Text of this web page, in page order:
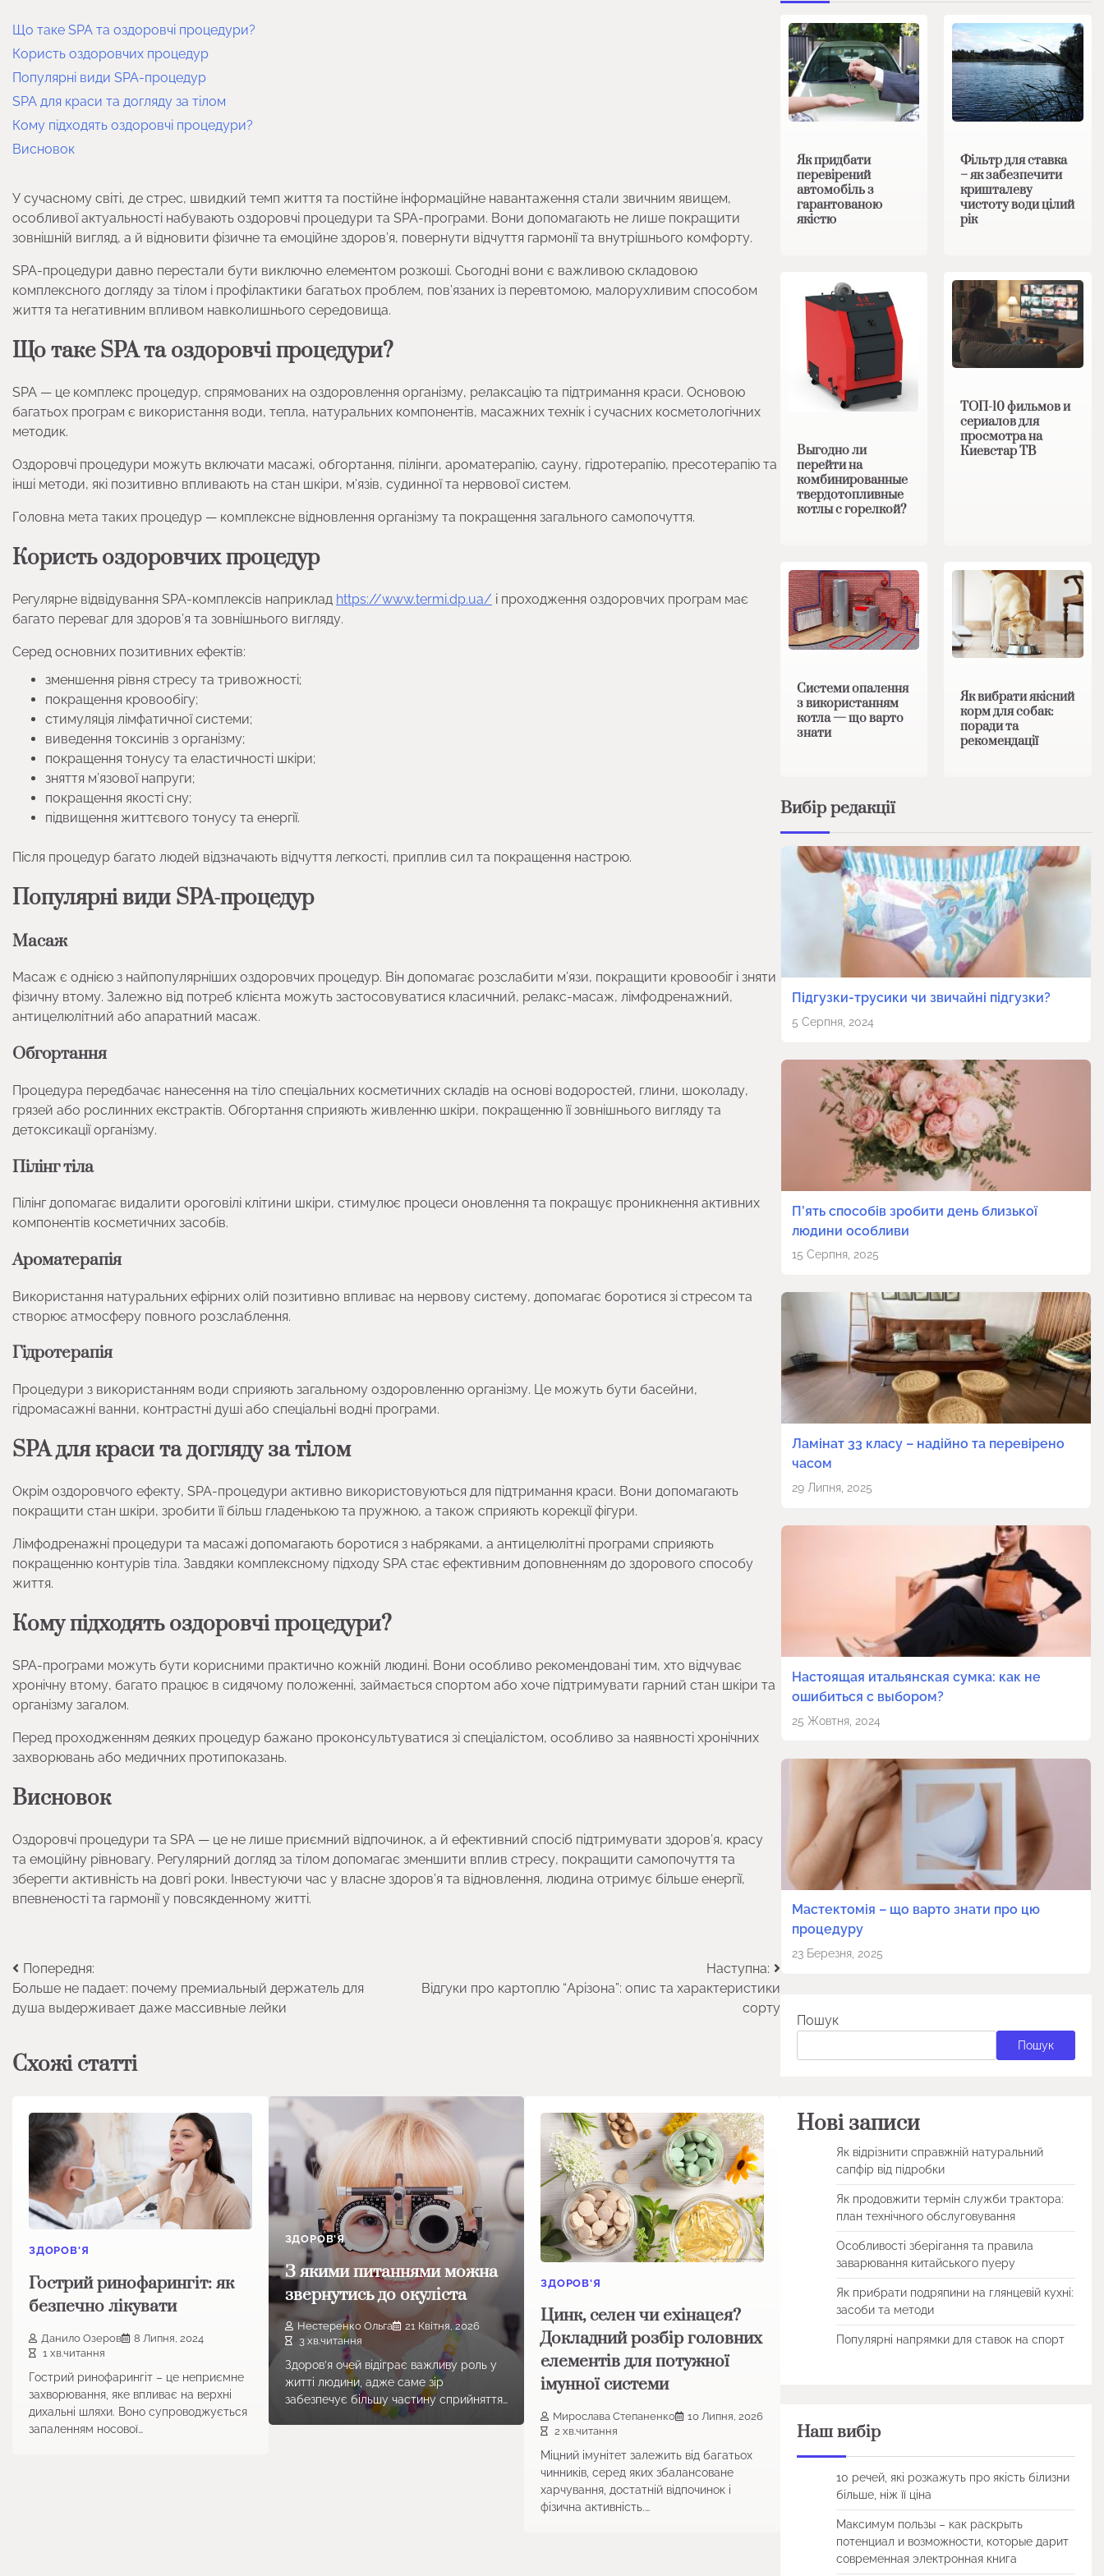
Що таке SPA та оздоровчі процедури?
Користь оздоровчих процедур
Популярні види SPA-процедур
SPA для краси та догляду за тілом
Кому підходять оздоровчі процедури?
Висновок
У сучасному світі, де стрес, швидкий темп життя та постійне інформаційне навантаження стали звичним явищем,
особливої актуальності набувають оздоровчі процедури та SPA-програми. Вони допомагають не лише покращити
зовнішній вигляд, а й відновити фізичне та емоційне здоров’я, повернути відчуття гармонії та внутрішнього комфорту.
SPA-процедури давно перестали бути виключно елементом розкоші. Сьогодні вони є важливою складовою
комплексного догляду за тілом і профілактики багатьох проблем, пов’язаних із перевтомою, малорухливим способом
життя та негативним впливом навколишнього середовища.
Що таке SPA та оздоровчі процедури?
SPA — це комплекс процедур, спрямованих на оздоровлення організму, релаксацію та підтримання краси. Основою
багатьох програм є використання води, тепла, натуральних компонентів, масажних технік і сучасних косметологічних
методик.
Оздоровчі процедури можуть включати масажі, обгортання, пілінги, ароматерапію, сауну, гідротерапію, пресотерапію та
інші методи, які позитивно впливають на стан шкіри, м’язів, судинної та нервової систем.
Головна мета таких процедур — комплексне відновлення організму та покращення загального самопочуття.
Користь оздоровчих процедур
Регулярне відвідування SPA-комплексів наприклад https://www.termi.dp.ua/ і проходження оздоровчих програм має
багато переваг для здоров’я та зовнішнього вигляду.
Серед основних позитивних ефектів:
зменшення рівня стресу та тривожності;
покращення кровообігу;
стимуляція лімфатичної системи;
виведення токсинів з організму;
покращення тонусу та еластичності шкіри;
зняття м’язової напруги;
покращення якості сну;
підвищення життєвого тонусу та енергії.
Після процедур багато людей відзначають відчуття легкості, приплив сил та покращення настрою.
Популярні види SPA-процедур
Масаж
Масаж є однією з найпопулярніших оздоровчих процедур. Він допомагає розслабити м’язи, покращити кровообіг і зняти
фізичну втому. Залежно від потреб клієнта можуть застосовуватися класичний, релакс-масаж, лімфодренажний,
антицелюлітний або апаратний масаж.
Обгортання
Процедура передбачає нанесення на тіло спеціальних косметичних складів на основі водоростей, глини, шоколаду,
грязей або рослинних екстрактів. Обгортання сприяють живленню шкіри, покращенню її зовнішнього вигляду та
детоксикації організму.
Пілінг тіла
Пілінг допомагає видалити ороговілі клітини шкіри, стимулює процеси оновлення та покращує проникнення активних
компонентів косметичних засобів.
Ароматерапія
Використання натуральних ефірних олій позитивно впливає на нервову систему, допомагає боротися зі стресом та
створює атмосферу повного розслаблення.
Гідротерапія
Процедури з використанням води сприяють загальному оздоровленню організму. Це можуть бути басейни,
гідромасажні ванни, контрастні душі або спеціальні водні програми.
SPA для краси та догляду за тілом
Окрім оздоровчого ефекту, SPA-процедури активно використовуються для підтримання краси. Вони допомагають
покращити стан шкіри, зробити її більш гладенькою та пружною, а також сприяють корекції фігури.
Лімфодренажні процедури та масажі допомагають боротися з набряками, а антицелюлітні програми сприяють
покращенню контурів тіла. Завдяки комплексному підходу SPA стає ефективним доповненням до здорового способу
життя.
Кому підходять оздоровчі процедури?
SPA-програми можуть бути корисними практично кожній людині. Вони особливо рекомендовані тим, хто відчуває
хронічну втому, багато працює в сидячому положенні, займається спортом або хоче підтримувати гарний стан шкіри та
організму загалом.
Перед проходженням деяких процедур бажано проконсультуватися зі спеціалістом, особливо за наявності хронічних
захворювань або медичних протипоказань.
Висновок
Оздоровчі процедури та SPA — це не лише приємний відпочинок, а й ефективний спосіб підтримувати здоров’я, красу
та емоційну рівновагу. Регулярний догляд за тілом допомагає зменшити вплив стресу, покращити самопочуття та
зберегти активність на довгі роки. Інвестуючи час у власне здоров’я та відновлення, людина отримує більше енергії,
впевненості та гармонії у повсякденному житті.
Навігація
записів
Попередня:
Больше не падает: почему премиальный держатель для
душа выдерживает даже массивные лейки
Наступна:
Відгуки про картоплю “Арізона”: опис та характеристики
сорту
Схожі статті
ЗДОРОВ'Я
Гострий ринофарингіт: як
безпечно лікувати
Данило Озеров
8 Липня, 2024
1 хв.читання
Гострий ринофарингіт – це неприємне
захворювання, яке впливає на верхні
дихальні шляхи. Воно супроводжується
запаленням носової…
ЗДОРОВ'Я
З якими питаннями можна
звернутись до окуліста
Нестеренко Ольга
21 Квітня, 2026
3 хв.читання
Здоров’я очей відіграє важливу роль у
житті людини, адже саме зір
забезпечує більшу частину сприйняття…
ЗДОРОВ'Я
Цинк, селен чи ехінацея?
Докладний розбір головних
елементів для потужної
імунної системи
Мирослава Степаненко
10 Липня, 2026
2 хв.читання
Міцний імунітет залежить від багатьох
чинників, серед яких збалансоване
харчування, достатній відпочинок і
фізична активність.…
Як придбати
перевірений
автомобіль з
гарантованою
якістю
Фільтр для ставка
– як забезпечити
кришталеву
чистоту води цілий
рік
Выгодно ли
перейти на
комбинированные
твердотопливные
котлы с горелкой?
ТОП-10 фильмов и
сериалов для
просмотра на
Киевстар ТВ
Системи опалення
з використанням
котла — що варто
знати
Як вибрати якісний
корм для собак:
поради та
рекомендації
Вибір редакції
Підгузки-трусики чи звичайні підгузки?
5 Серпня, 2024
П’ять способів зробити день близької
людини особливи
15 Серпня, 2025
Ламінат 33 класу – надійно та перевірено
часом
29 Липня, 2025
Настоящая итальянская сумка: как не
ошибиться с выбором?
25 Жовтня, 2024
Мастектомія – що варто знати про цю
процедуру
23 Березня, 2025
Пошук
Пошук
Нові записи
Як відрізнити справжній натуральний
сапфір від підробки
Як продовжити термін служби трактора:
план технічного обслуговування
Особливості зберігання та правила
заварювання китайського пуеру
Як прибрати подряпини на глянцевій кухні:
засоби та методи
Популярні напрямки для ставок на спорт
Наш вибір
10 речей, які розкажуть про якість білизни
більше, ніж її ціна
Максимум пользы – как раскрыть
потенциал и возможности, которые дарит
современная электронная книга